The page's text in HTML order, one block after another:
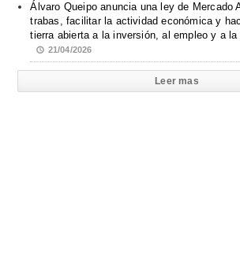
Álvaro Queipo anuncia una ley de Mercado
trabas, facilitar la actividad económica y
tierra abierta a la inversión, al empleo y a la
21/04/2026
Leer mas